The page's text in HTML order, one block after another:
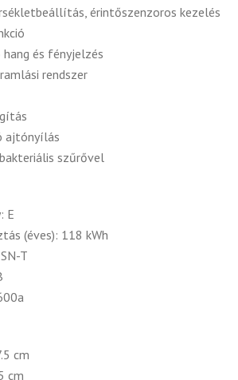
érintőszenzoros kezelés
és fényjelzés
rendszer
ajtónyílás
szűrővel
E
(éves): 118 kWh
T
cm
cm